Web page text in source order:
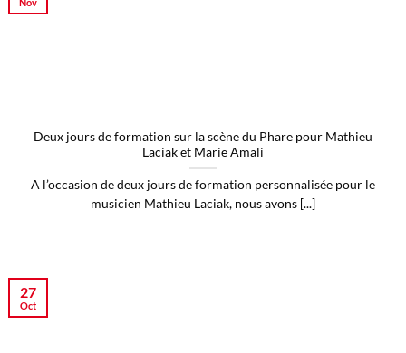
Deux jours de formation sur la scène du Phare pour Mathieu
Laciak et Marie Amali
A l’occasion de deux jours de formation personnalisée pour le
musicien Mathieu Laciak, nous avons [...]
27
Oct